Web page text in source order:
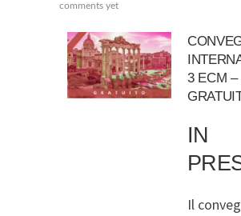
comments yet
3 ECM –
IN
Il